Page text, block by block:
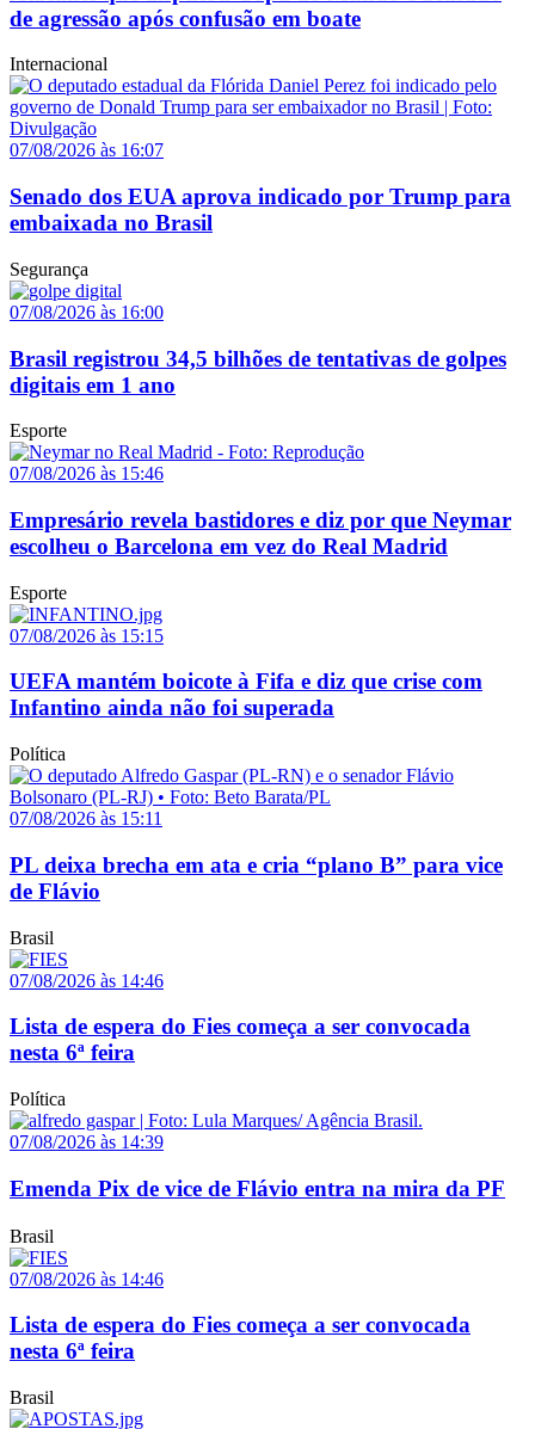
de agressão após confusão em boate
Internacional
07/08/2026 às 16:07
Senado dos EUA aprova indicado por Trump para
embaixada no Brasil
Segurança
07/08/2026 às 16:00
Brasil registrou 34,5 bilhões de tentativas de golpes
digitais em 1 ano
Esporte
07/08/2026 às 15:46
Empresário revela bastidores e diz por que Neymar
escolheu o Barcelona em vez do Real Madrid
Esporte
07/08/2026 às 15:15
UEFA mantém boicote à Fifa e diz que crise com
Infantino ainda não foi superada
Política
07/08/2026 às 15:11
PL deixa brecha em ata e cria “plano B” para vice
de Flávio
Brasil
07/08/2026 às 14:46
Lista de espera do Fies começa a ser convocada
nesta 6ª feira
Política
07/08/2026 às 14:39
Emenda Pix de vice de Flávio entra na mira da PF
Brasil
07/08/2026 às 14:46
Lista de espera do Fies começa a ser convocada
nesta 6ª feira
Brasil